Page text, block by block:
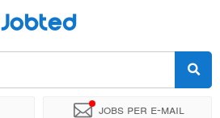
Jobted
Jobs per e-mail